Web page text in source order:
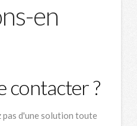
en
contacter ?
pas d'une solution toute